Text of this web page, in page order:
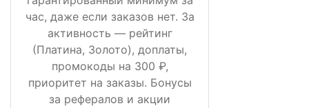
час, даже если заказов нет. За
активность — рейтинг
(Платина, Золото), доплаты,
промокоды на 300 ₽,
приоритет на заказы. Бонусы
за рефералов и акции